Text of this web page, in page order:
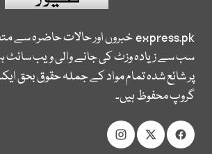
express.pkخبروں اور حالات حاضرہ سے
سب سے زیادہ وزٹ کی جانے والی ویب
پر شائع شدہ تمام مواد کے جملہ حقوق بحق
گروپ محفوظ ہیں۔